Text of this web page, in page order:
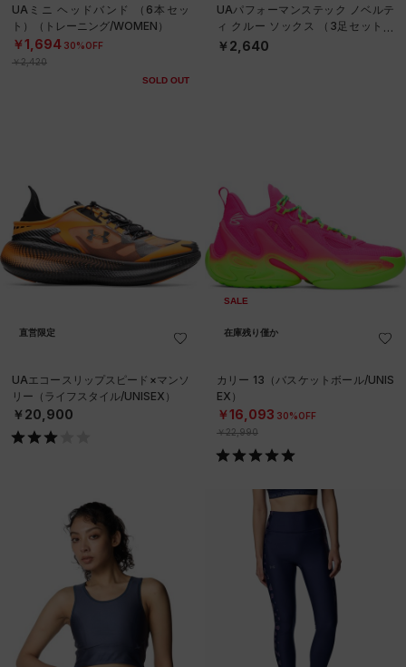
UAミニ ヘッドバンド （6本セッ
ト）（トレーニング/WOMEN）
￥1,694 30%OFF
￥2,420
SOLD OUT
UAパフォーマンステック ノベルテ
ィ クルー ソックス （3足セット）
（トレーニング/UNISEX）
￥2,640
直営限定
UAエコースリップスピード×マンソ
リー（ライフスタイル/UNISEX）
￥20,900
SALE
在庫残り僅か
カリー 13（バスケットボール/UNIS
EX）
￥16,093 30%OFF
￥22,990